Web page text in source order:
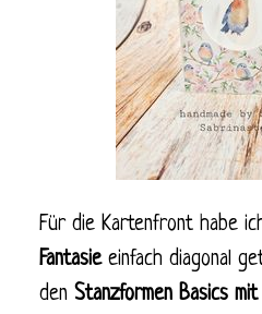
Für die Kartenfront habe
Fantasieeinfach diagonal
den Stanzformen Basics mit